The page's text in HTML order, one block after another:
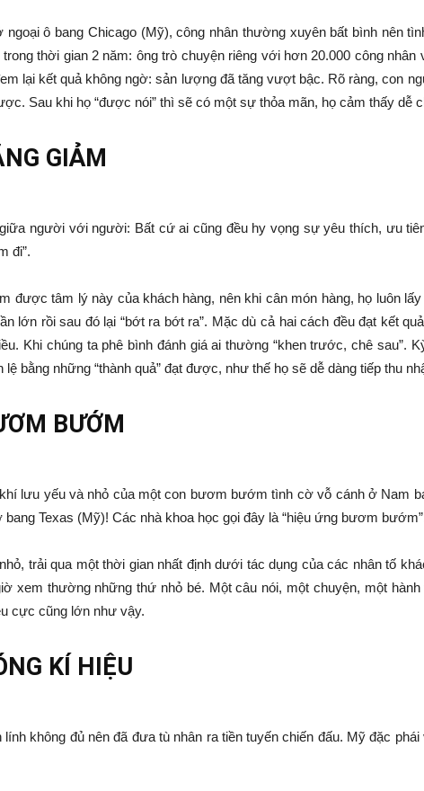
ô bang Chicago (Mỹ), công nhân thường xuyên bất bình nên
thời gian 2 năm: ông trò chuyện riêng với hơn 20.000 công
lại kết quả không ngờ: sản lượng đã tăng vượt bậc. Rõ ràng, con
Sau khi họ “được nói” thì sẽ có một sự thỏa mãn, họ cảm thấy dễ
GIẢM
người với người: Bất cứ ai cũng đều hy vọng sự yêu thích, ưu
đi”.
được tâm lý này của khách hàng, nên khi cân món hàng, họ luôn
lớn rồi sau đó lại “bớt ra bớt ra”. Mặc dù cả hai cách đều đạt kết
Khi chúng ta phê bình đánh giá ai thường “khen trước, chê
bằng những “thành quả” đạt được, như thế họ sẽ dễ dàng tiếp thu
BƯỚM
lưu yếu và nhỏ của một con bươm bướm tình cờ vỗ cánh ở Nam
bang Texas (Mỹ)! Các nhà khoa học gọi đây là “hiệu ứng bươm
trải qua một thời gian nhất định dưới tác dụng của các nhân tố
xem thường những thứ nhỏ bé. Một câu nói, một chuyện, một
cực cũng lớn như vậy.
KÍ HIỆU
lính không đủ nên đã đưa tù nhân ra tiền tuyến chiến đấu. Mỹ đặc